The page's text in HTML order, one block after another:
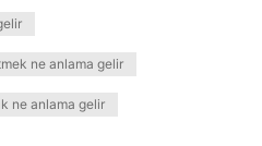
ne anlama gelir
ne anlama gelir